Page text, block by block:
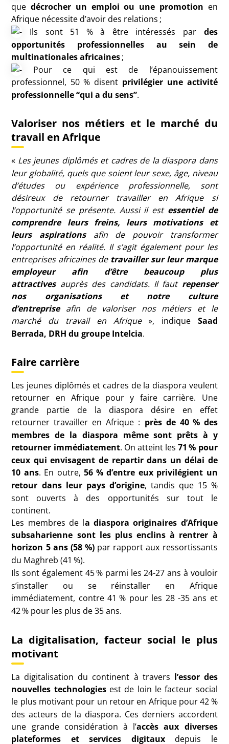
que décrocher un emploi ou une promotion en
Afrique nécessite d’avoir des relations ;
Ils sont 51
% à être intéressés par
des
opportunités professionnelles au sein de
multinationales africaines;
Pour ce qui est de l’épanouissement
professionnel, 50 % disent privilégier une activité
professionnelle “qui a du sens”.
Valoriser nos métiers et le marché du
travail en Afrique
« Les jeunes diplômés et cadres de la diaspora dans
leur globalité, quels que soient leur sexe, âge, niveau
d’études ou expérience professionnelle, sont
désireux de retourner travailler en Afrique si
l’opportunité se présente. Aussi il est essentiel de
comprendre leurs freins, leurs motivations et
leurs aspirations
afin de pouvoir transformer
l’opportunité en réalité. Il s’agit également pour les
entreprises africaines de travailler sur leur marque
employeur afin d’être beaucoup plus
attractives auprès des candidats. Il faut repenser
nos organisations et notre culture
d’entreprise afin de valoriser nos métiers et le
marché du travail en Afrique », indique
Saad
Berrada, DRH du groupe Intelcia.
Faire carrière
Les jeunes diplômés et cadres de la diaspora veulent
retourner en Afrique pour y faire carrière. Une
grande partie de la diaspora désire en effet
retourner travailler en Afrique : près de 40 % des
membres de la diaspora même sont prêts à y
retourner immédiatement. On atteint les 71 % pour
ceux qui envisagent de repartir dans un délai de
10 ans. En outre, 56 % d’entre eux privilégient un
retour dans leur pays d’origine, tandis que 15 %
sont ouverts à des opportunités sur tout le
continent.
Les membres de la diaspora originaires d’Afrique
subsaharienne sont les plus enclins à rentrer à
horizon 5 ans (58 %) par rapport aux ressortissants
du Maghreb (41 %).
Ils sont également 45% parmi les 24-27 ans à vouloir
s’installer ou se réinstaller en Afrique
immédiatement, contre 41 % pour les 28 -35 ans et
42% pour les plus de 35 ans.
La digitalisation, facteur social le plus
motivant
La digitalisation du continent à travers l’essor des
nouvelles technologies est de loin le facteur social
le plus motivant pour un retour en Afrique pour 42%
des acteurs de la diaspora. Ces derniers accordent
une grande considération à l’accès aux diverses
plateformes et services digitaux
depuis le